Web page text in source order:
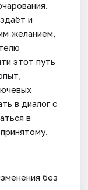
и
желанием,
этот путь
в диалог с
в
без